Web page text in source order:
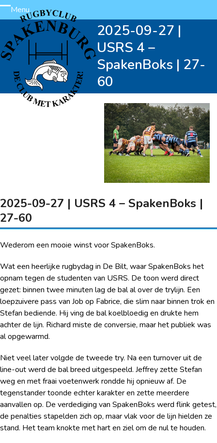
Skip
to
content
Menu
Open
mobile
menu
Close
mobile
menu
2025-09-27 |
USRS 4 –
SpakenBoks | 27-
60
2025-09-27 | USRS 4 – SpakenBoks |
27-60
Wederom een mooie winst voor SpakenBoks.
Wat een heerlijke rugbydag in De Bilt, waar SpakenBoks het
opnam tegen de studenten van USRS. De toon werd direct
gezet: binnen twee minuten lag de bal al over de trylijn. Een
loepzuivere pass van Job op Fabrice, die slim naar binnen trok en
Stefan bediende. Hij ving de bal koelbloedig en drukte hem
achter de lijn. Richard miste de conversie, maar het publiek was
al opgewarmd.
Niet veel later volgde de tweede try. Na een turnover uit de
line-out werd de bal breed uitgespeeld. Jeffrey zette Stefan
weg en met fraai voetenwerk rondde hij opnieuw af. De
tegenstander toonde echter karakter en zette meerdere
aanvallen op. De verdediging van SpakenBoks werd flink getest,
de penalties stapelden zich op, maar vlak voor de lijn hielden ze
stand. Het team knokte met hart en ziel om de nul te houden.